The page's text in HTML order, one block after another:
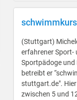
(Stuttgart)
erfahrener Sport-
Sportpädoge und
betreibt er
stuttgart.de".
zwischen 5 und